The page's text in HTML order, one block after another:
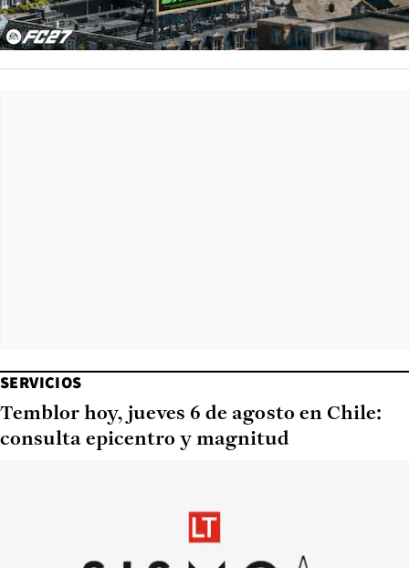
SERVICIOS
Temblor hoy, jueves 6 de agosto en Chile:
consulta epicentro y magnitud